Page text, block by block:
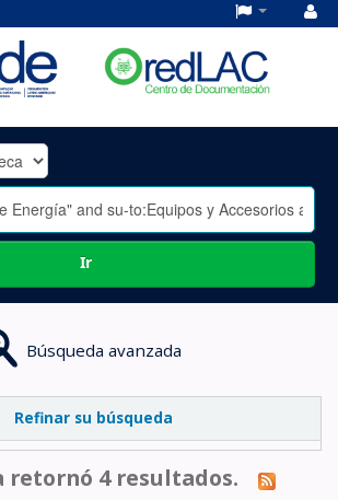
Ir
Búsqueda avanzada
Refinar su búsqueda
retornó 4 resultados.